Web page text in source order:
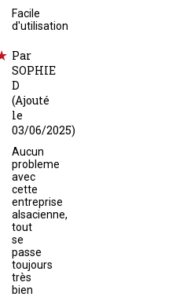
Facile
d'utilisation
Par
SOPHIE
D
(Ajouté
le
03/06/2025)
Aucun
probleme
avec
cette
entreprise
alsacienne,
tout
se
passe
toujours
très
bien